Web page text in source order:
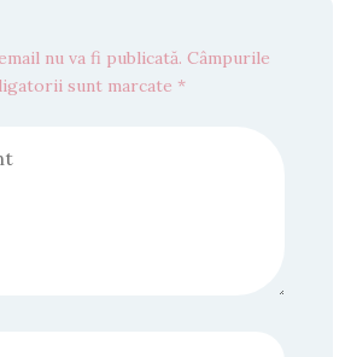
nu va fi publicată. Câmpurile
sunt marcate *